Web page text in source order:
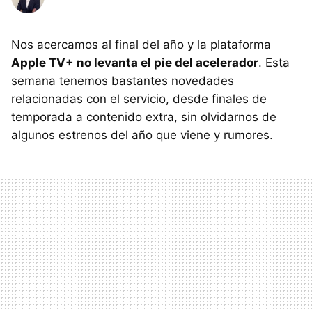
Nos acercamos al final del año y la plataforma
Apple TV+ no levanta el pie del acelerador. Esta
semana tenemos bastantes novedades
relacionadas con el servicio, desde finales de
temporada a contenido extra, sin olvidarnos de
algunos estrenos del año que viene y rumores.